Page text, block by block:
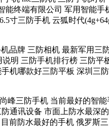
终端有限公司 军用智能
寸三防手机 云狐时代
牌 三防相机 最新军用
明 三防手机排行榜 三防
机哪款好三防平板 深圳三
三防手机 当前最好的智
通讯设备 市面上防水最深
前防水最好的手机 俄罗斯